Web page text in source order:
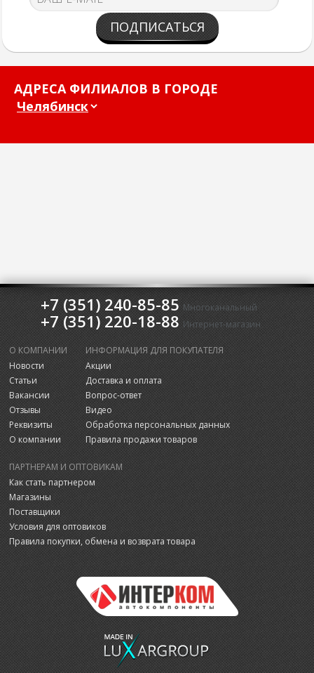
ПОДПИСАТЬСЯ
АДРЕСА ФИЛИАЛОВ В ГОРОДЕ
+7 (351) 240-85-85 Многоканальный
+7 (351) 220-18-88 Интернет-магазин
О КОМПАНИИ
Новости
Статьи
Вакансии
Отзывы
Реквизиты
О компании
ИНФОРМАЦИЯ ДЛЯ ПОКУПАТЕЛЯ
Акции
Доставка и оплата
Вопрос-ответ
Видео
Обработка персональных данных
Правила продажи товаров
ПАРТНЕРАМ И ОПТОВИКАМ
Как стать партнером
Магазины
Поставщики
Условия для оптовиков
Правила покупки, обмена и возврата товара